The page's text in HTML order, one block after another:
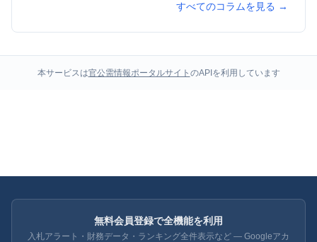
すべてのコラムを見る →
本サービスは官公需情報ポータルサイト のAPIを利用しています
無料会員登録で全機能を利用
入札アラート・財務データ・ランキング全件表示など — Googleアカ